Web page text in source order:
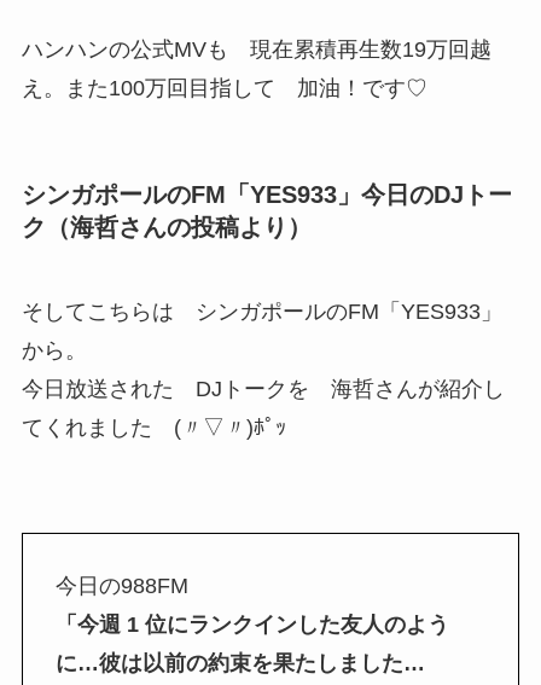
ハンハンの公式MVも 現在累積再生数19万回越
え。また100万回目指して 加油！です♡
シンガポールのFM「YES933」今日のDJトー
ク（海哲さんの投稿より）
そしてこちらは シンガポールのFM「YES933」
から。
今日放送された DJトークを 海哲さんが紹介し
てくれました (〃▽〃)ﾎﾟｯ
今日の988FM
「今週 1 位にランクインした友人のよう
に…彼は以前の約束を果たしました…